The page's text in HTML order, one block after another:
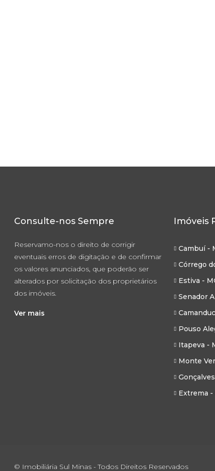
Consulte-nos Sempre
Reservamo-nos o direito de corrigir
eventuais erros de digitação e de confirmar
os valores anunciados, que poderão ser
alterados por solicitação dos proprietários
dos imóveis.
Ver mais
Imóveis
Cambuí -
Córrego
Estiva -
Senador
Pouso
Itapeva -
Monte
Extrema -
© Imobiliária Sul Minas - Todos Direitos Reservados